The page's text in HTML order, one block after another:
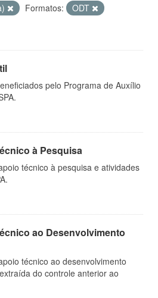
Formatos:
ODT
pelo Programa de Auxílio
à Pesquisa
técnico à pesquisa e atividades
ao Desenvolvimento
técnico ao desenvolvimento
do controle anterior ao